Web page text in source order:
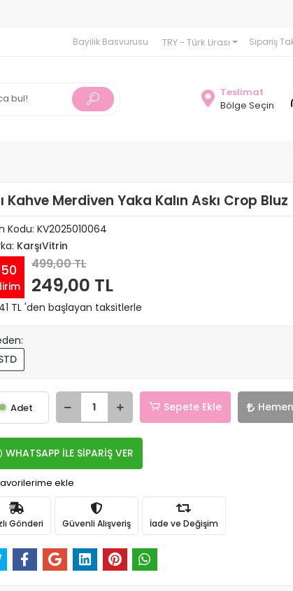
Ücretsiz Kargo ! Seamless Tayt Crop
Bayilik Basvurusu TRY - Türk Lirası Sipariş
Teslimat
Bölge Seçin
Kahve Merdiven Yaka Kalın Askı Crop Bluz
Kodu: KV2025010064
KarşıVitrin
499,00 TL
249,00 TL
TL 'den başlayan taksitlerle
Adet Sepete Ekle
WHATSAPP İLE SİPARİŞ VER
ekle
Gönderi Güvenli Alışveriş İade ve Değişim